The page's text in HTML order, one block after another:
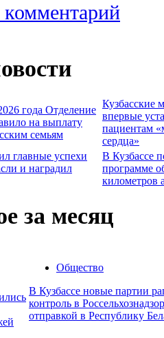
комментарий
года Отделение
на выплату
семьям
Кузбасские
впервые
пациентам
сердца»
главные успехи
и наградил
В Кузбассе
программе
километров
за месяц
Общество
В Кузбассе новые партии
контроль в
отправкой в Республику